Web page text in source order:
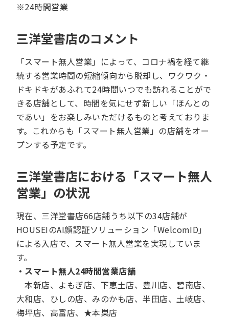
※24時間営業
三洋堂書店のコメント
「スマート無人営業」によって、コロナ禍を経て継
続する営業時間の短縮傾向から脱却し、ワクワク・
ドキドキがあふれて24時間いつでも訪れることがで
きる店舗として、時間を気にせず新しい「ほんとの
であい」をお楽しみいただけるものと考えておりま
す。これからも「スマート無人営業」の店舗をオー
プンする予定です。
三洋堂書店における「スマート無人
営業」の状況
現在、三洋堂書店66店舗うち以下の34店舗が
HOUSEIのAI顔認証ソリューション「WelcomID」
による入店で、スマート無人営業を実現していま
す。
・スマート無人24時間営業店舗
本新店、よもぎ店、下恵土店、豊川店、碧南店、
大和店、ひしの店、みのかも店、半田店、土岐店、
梅坪店、高富店、★本巣店